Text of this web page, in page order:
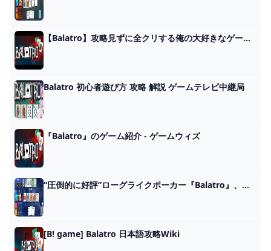
【Balatro】攻略見ずに全クリする俺の大好きなゲーム - YouTube
Balatro 初心者遊び方 攻略 解説 ゲームテレビ中継局
『Balatro』のゲーム紹介 - ゲームウィズ
“圧倒的に好評”ローグライクポーカー『Balatro』、発売後3日で売上25万本達成。インフレさせまくりポーカー、口コミ広まりロケットスタート - AUTOMATON
[B! game] Balatro 日本語攻略Wiki